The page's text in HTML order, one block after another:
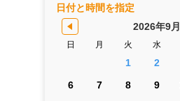
日付と時間を指定
2026年9月
日 月 火 水
1 2
6
7 8 9